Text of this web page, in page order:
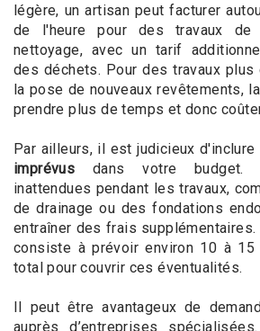
légère, un artisan peut facturer
de l'heure pour des travaux de
nettoyage, avec un tarif
des déchets. Pour des travaux plus
la pose de nouveaux revêtements,
prendre plus de temps et donc
Par ailleurs, il est judicieux d'inclure
imprévus dans votre budget.
inattendues pendant les travaux,
de drainage ou des fondations
entraîner des frais supplémentaires.
consiste à prévoir environ 10 à
total pour couvrir ces éventualités.
Il peut être avantageux de
auprès d’entreprises